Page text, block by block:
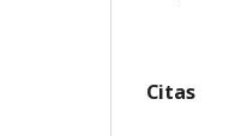
Citas